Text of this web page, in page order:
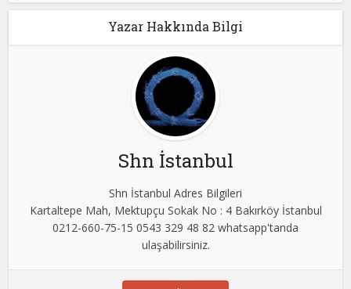
Yazar Hakkında Bilgi
Shn İstanbul
Shn İstanbul Adres Bilgileri
Kartaltepe Mah, Mektupçu Sokak No : 4 Bakırköy İstanbul
0212-660-75-15 0543 329 48 82 whatsapp'tanda
ulaşabilirsiniz.